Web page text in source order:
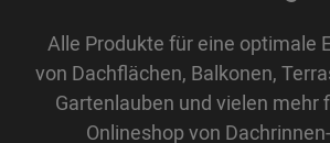
Alle Produkte für eine optimale
von Dachflächen, Balkonen,
Gartenlauben und vielen mehr
Onlineshop von